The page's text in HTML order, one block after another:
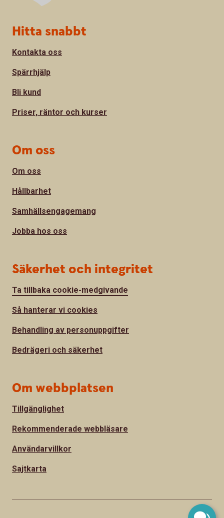
Sidfot
Hitta snabbt
Kontakta oss
Spärrhjälp
Bli kund
Priser, räntor och kurser
Om oss
Om oss
Hållbarhet
Samhällsengagemang
Jobba hos oss
Säkerhet och integritet
Ta tillbaka cookie-medgivande
Så hanterar vi cookies
Behandling av personuppgifter
Bedrägeri och säkerhet
Om webbplatsen
Tillgänglighet
Rekommenderade webbläsare
Användarvillkor
Sajtkarta